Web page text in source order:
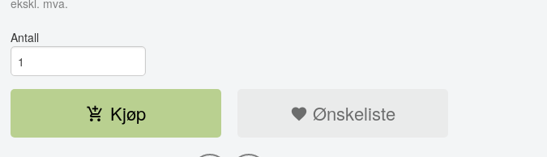
ekskl. mva.
Antall
Kjøp Ønskeliste